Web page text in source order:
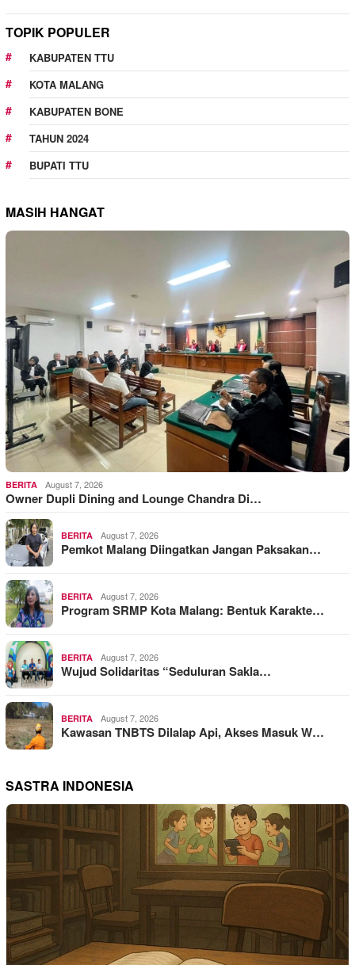
TOPIK POPULER
KABUPATEN TTU
KOTA MALANG
KABUPATEN BONE
TAHUN 2024
BUPATI TTU
MASIH HANGAT
BERITA August 7, 2026
Owner Dupli Dining and Lounge Chandra Di…
BERITA August 7, 2026
Pemkot Malang Diingatkan Jangan Paksakan…
BERITA August 7, 2026
Program SRMP Kota Malang: Bentuk Karakte…
BERITA August 7, 2026
Wujud Solidaritas “Seduluran Sakla…
BERITA August 7, 2026
Kawasan TNBTS Dilalap Api, Akses Masuk W…
SASTRA INDONESIA